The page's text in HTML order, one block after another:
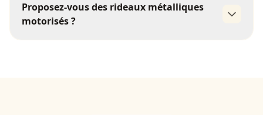
journée
Proposez-vous des rideaux métalliques
motorisés ?